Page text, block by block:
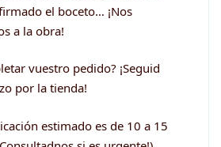
el boceto… ¡Nos
a la obra!
vuestro pedido? ¡Seguid
por la tienda!
estimado es de 10 a 15